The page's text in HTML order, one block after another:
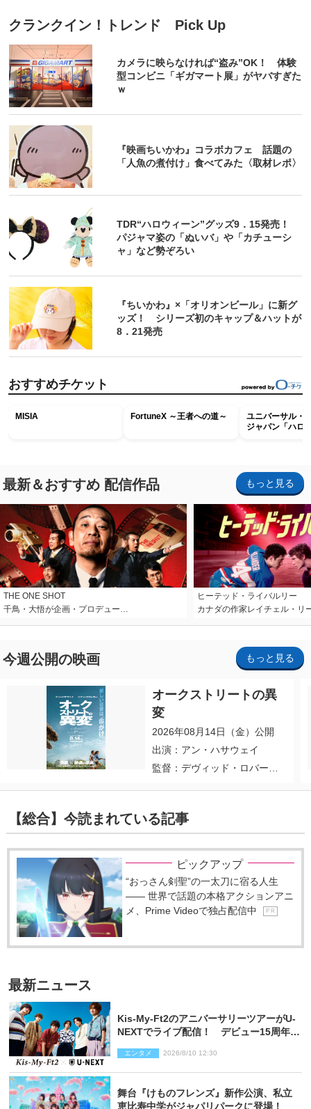
クランクイン！トレンド Pick Up
カメラに映らなければ“盗み”OK！ 体験
型コンビニ「ギガマート展」がヤバすぎた
ｗ
『映画ちいかわ』コラボカフェ 話題の
「人魚の煮付け」食べてみた〈取材レポ〉
TDR“ハロウィーン”グッズ9．15発売！
パジャマ姿の「ぬいバ」や「カチューシ
ャ」など勢ぞろい
『ちいかわ』×「オリオンビール」に新グ
ッズ！ シリーズ初のキャップ＆ハットが
8．21発売
おすすめチケット
MISIA FortuneX ～王者への道～
ユニバーサル・
ジャパン「ハロ
最新＆おすすめ 配信作品 もっと見る
THE ONE SHOT
千鳥・大悟が企画・プロデュー…
ヒーテッド・ライバルリー
カナダの作家レイチェル・リ
今週公開の映画 もっと見る
オークストリートの異
変
2026年08月14日（金）公開
出演：アン・ハサウェイ
監督：デヴィッド・ロバー
【総合】今読まれている記事
ピックアップ
“おっさん剣聖”の一太刀に宿る人生
―― 世界で話題の本格アクションアニ
メ、Prime Videoで独占配信中
P R
最新ニュース
Kis‐My‐Ft2のアニバーサリーツアーがU‐
NEXTでライブ配信！ デビュー15周年の
エンタメ 2026/8/10 12:30
舞台『けものフレンズ』新作公演、私立
恵比寿中学がジャパリパークに登場！